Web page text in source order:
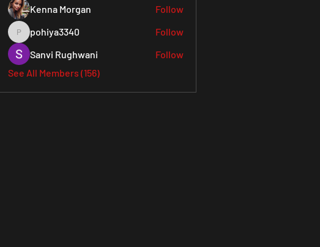
Kenna Morgan
Follow
pohiya3340
pohiya3340
Follow
Sanvi Rughwani
Follow
See All Members (156)